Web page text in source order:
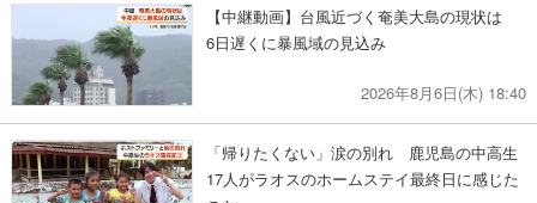
【中継動画】台風近づく奄美大島の現状は
6日遅くに暴風域の見込み
2026年8月6日(木) 18:40
「帰りたくない」涙の別れ 鹿児島の中高生
17人がラオスのホームステイ最終日に感じた